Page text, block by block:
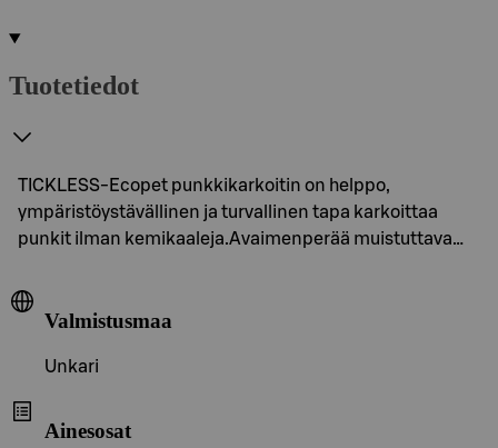
Tuotetiedot
TICKLESS-Ecopet punkkikarkoitin on helppo,
ympäristöystävällinen ja turvallinen tapa karkoittaa
punkit ilman kemikaaleja.Avaimenperää muistuttava…
Valmistusmaa
Unkari
Ainesosat